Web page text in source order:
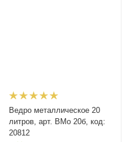
Ведро металлическое 20
литров, арт. ВМо 20б, код:
20812